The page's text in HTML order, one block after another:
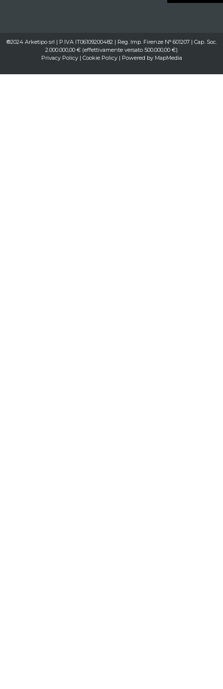
®2024 Arketipo srl | P.IVA IT06109200482 | Reg. Imp. Firenze N° 601207 | Cap. Soc.
2.000.000,00 € (effettivamente versato 500.000,00 €)
Privacy Policy| Cookie Policy| Powered by MapMedia